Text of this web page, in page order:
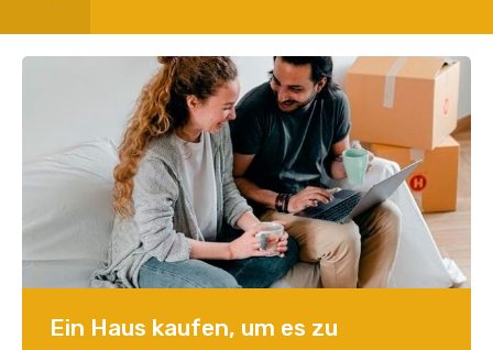
Ein Haus kaufen, um es zu